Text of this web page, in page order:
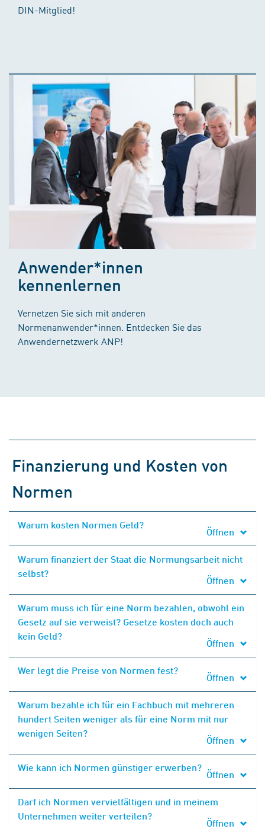
DIN-Mitglied!
Anwender*innen
kennenlernen
Vernetzen Sie sich mit anderen
Normenanwender*innen. Entdecken Sie das
Anwendernetzwerk ANP!
Finanzierung und Kosten von
Normen
Warum kosten Normen Geld?
Öffnen
Warum finanziert der Staat die Normungsarbeit nicht
selbst?
Öffnen
Warum muss ich für eine Norm bezahlen, obwohl ein
Gesetz auf sie verweist? Gesetze kosten doch auch
kein Geld?
Öffnen
Wer legt die Preise von Normen fest?
Öffnen
Warum bezahle ich für ein Fachbuch mit mehreren
hundert Seiten weniger als für eine Norm mit nur
wenigen Seiten?
Öffnen
Wie kann ich Normen günstiger erwerben?
Öffnen
Darf ich Normen vervielfältigen und in meinem
Unternehmen weiter verteilen?
Öffnen